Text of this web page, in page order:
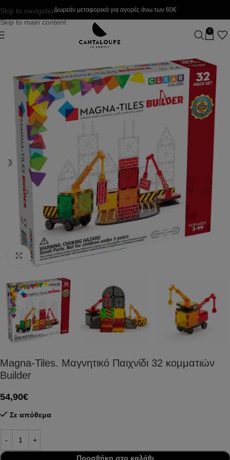
Skip to navigation
Skip to main content
Δωρεάν μεταφορικά για αγορές άνω των 60€
0
Click to enlarge
Magna-Tiles. Μαγνητικό Παιχνίδι 32 κομματιών
Builder
54,90€
Σε απόθεμα
Προσθήκη στο καλάθι